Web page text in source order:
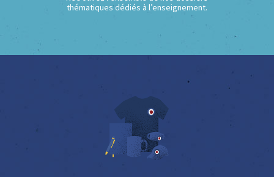
thématiques dédiés à l’enseignement.